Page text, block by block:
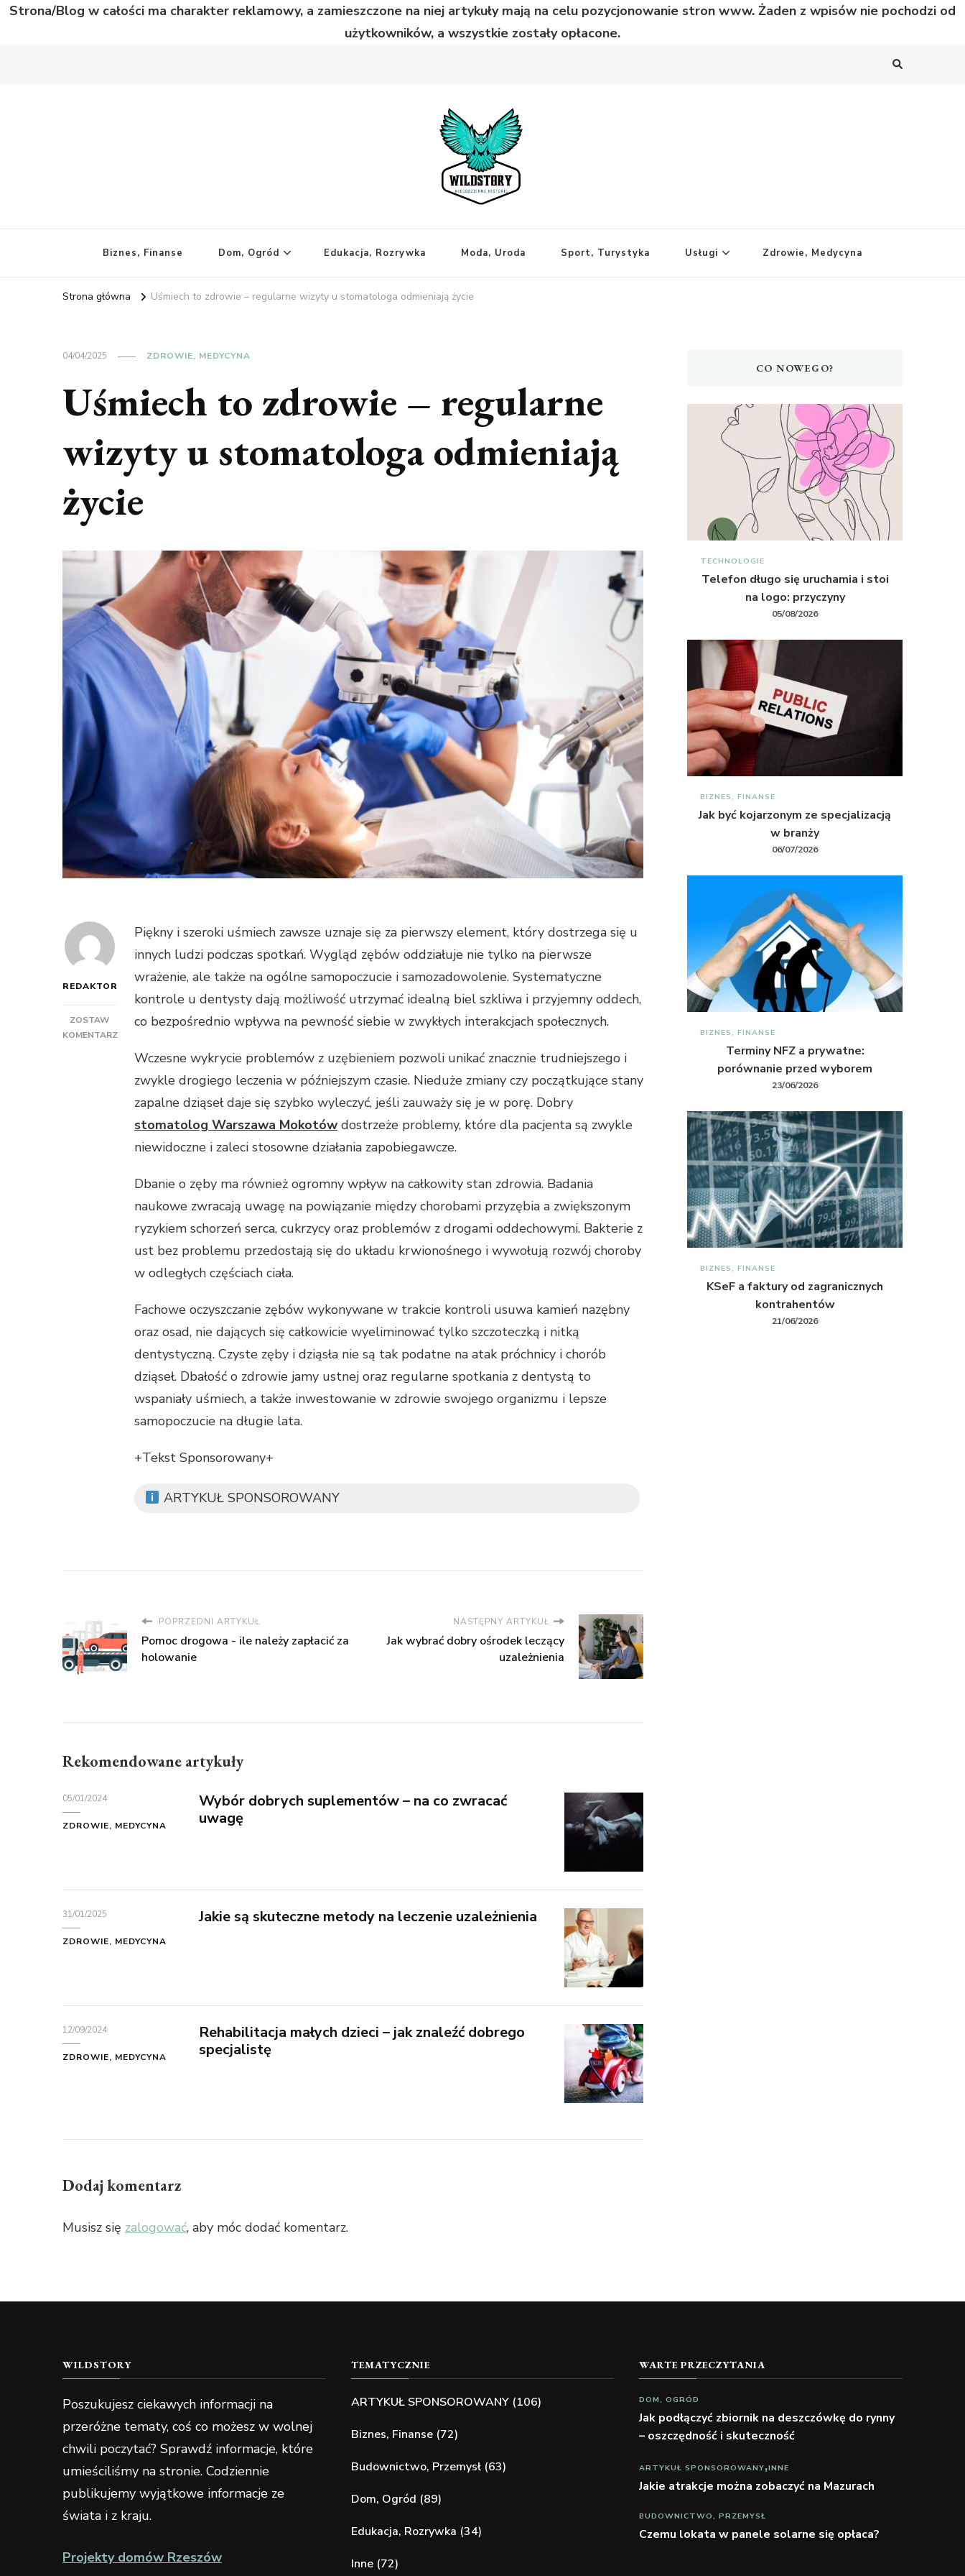
Strona/Blog w całości ma charakter reklamowy, a zamieszczone na niej artykuły mają na celu pozycjonowanie stron www. Żaden z wpisów nie pochodzi od
użytkowników, a wszystkie zostały opłacone.
Biznes, Finanse Dom, Ogród Edukacja, Rozrywka Moda, Uroda Sport, Turystyka Usługi Zdrowie, Medycyna
Strona główna Uśmiech to zdrowie – regularne wizyty u stomatologa odmieniają życie
04/04/2025 ZDROWIE, MEDYCYNA
Uśmiech to zdrowie – regularne
wizyty u stomatologa odmieniają
życie
REDAKTOR
ZOSTAW
KOMENTARZ
REGULARNE
ODMIENIAJĄ
Piękny i szeroki uśmiech zawsze uznaje się za pierwszy element, który dostrzega się u
innych ludzi podczas spotkań. Wygląd zębów oddziałuje nie tylko na pierwsze
wrażenie, ale także na ogólne samopoczucie i samozadowolenie. Systematyczne
kontrole u dentysty dają możliwość utrzymać idealną biel szkliwa i przyjemny oddech,
co bezpośrednio wpływa na pewność siebie w zwykłych interakcjach społecznych.
Wczesne wykrycie problemów z uzębieniem pozwoli unikać znacznie trudniejszego i
zwykle drogiego leczenia w późniejszym czasie. Nieduże zmiany czy początkujące stany
zapalne dziąseł daje się szybko wyleczyć, jeśli zauważy się je w porę. Dobry
stomatolog Warszawa Mokotów dostrzeże problemy, które dla pacjenta są zwykle
niewidoczne i zaleci stosowne działania zapobiegawcze.
Dbanie o zęby ma również ogromny wpływ na całkowity stan zdrowia. Badania
naukowe zwracają uwagę na powiązanie między chorobami przyzębia a zwiększonym
ryzykiem schorzeń serca, cukrzycy oraz problemów z drogami oddechowymi. Bakterie z
ust bez problemu przedostają się do układu krwionośnego i wywołują rozwój choroby
w odległych częściach ciała.
Fachowe oczyszczanie zębów wykonywane w trakcie kontroli usuwa kamień nazębny
oraz osad, nie dających się całkowicie wyeliminować tylko szczoteczką i nitką
dentystyczną. Czyste zęby i dziąsła nie są tak podatne na atak próchnicy i chorób
dziąseł. Dbałość o zdrowie jamy ustnej oraz regularne spotkania z dentystą to
wspaniały uśmiech, a także inwestowanie w zdrowie swojego organizmu i lepsze
samopoczucie na długie lata.
+Tekst Sponsorowany+
ARTYKUŁ SPONSOROWANY
POPRZEDNI ARTYKUŁ
Pomoc drogowa - ile należy zapłacić za
holowanie
NASTĘPNY ARTYKUŁ
Jak wybrać dobry ośrodek leczący
uzależnienia
Rekomendowane artykuły
05/01/2024
ZDROWIE, MEDYCYNA
Wybór dobrych suplementów – na co zwracać
uwagę
31/01/2025
ZDROWIE, MEDYCYNA
Jakie są skuteczne metody na leczenie uzależnienia
12/09/2024
ZDROWIE, MEDYCYNA
Rehabilitacja małych dzieci – jak znaleźć dobrego
specjalistę
Dodaj komentarz
Musisz się zalogować, aby móc dodać komentarz.
CO NOWEGO?
TECHNOLOGIE
Telefon długo się uruchamia i stoi
na logo: przyczyny
05/08/2026
BIZNES, FINANSE
Jak być kojarzonym ze specjalizacją
w branży
06/07/2026
BIZNES, FINANSE
Terminy NFZ a prywatne:
porównanie przed wyborem
23/06/2026
BIZNES, FINANSE
KSeF a faktury od zagranicznych
kontrahentów
21/06/2026
WILDSTORY
Poszukujesz ciekawych informacji na
przeróżne tematy, coś co możesz w wolnej
chwili poczytać? Sprawdź informacje, które
umieściliśmy na stronie. Codziennie
publikujemy wyjątkowe informacje ze
świata i z kraju.
Projekty domów Rzeszów
TEMATYCZNIE
ARTYKUŁ SPONSOROWANY(106)
Biznes, Finanse(72)
Budownictwo, Przemysł(63)
Dom, Ogród (89)
Edukacja, Rozrywka (34)
Inne(72)
WARTE PRZECZYTANIA
DOM, OGRÓD
Jak podłączyć zbiornik na deszczówkę do rynny
– oszczędność i skuteczność
ARTYKUŁ SPONSOROWANY INNE
Jakie atrakcje można zobaczyć na Mazurach
BUDOWNICTWO, PRZEMYSŁ
Czemu lokata w panele solarne się opłaca?